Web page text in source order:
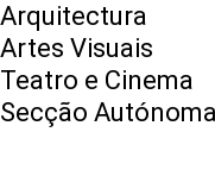
Arquitectura
Artes Visuais
Teatro e Cinema
Secção